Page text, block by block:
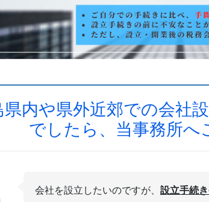
県内や県外近郊での会社
でしたら、当事務所へ
会社を設立したいのですが、設立手続